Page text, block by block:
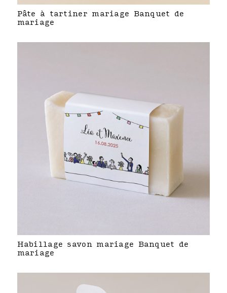
Pâte à tartiner mariage Banquet de
mariage
Habillage savon mariage Banquet de
mariage